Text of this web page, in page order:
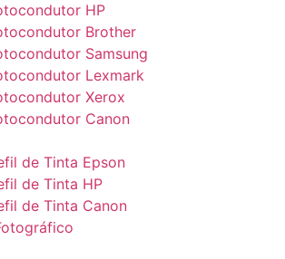
HP
Brother
Samsung
Lexmark
Xerox
Canon
de Tinta Epson
de Tinta HP
de Tinta Canon